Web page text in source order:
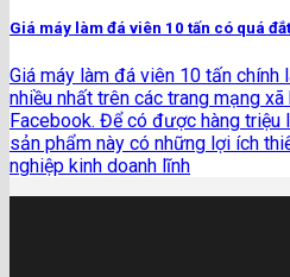
Giá máy làm đá viên 10 tấn có quá
Giá máy làm đá viên 10 tấn
nhiều nhất trên các trang mạng
Facebook. Để có được hàng
sản phẩm này có những lợi ích
nghiệp kinh doanh lĩnh